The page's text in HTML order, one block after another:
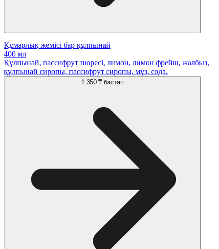
Құмарлық жемісі бар құлпынай
400 мл
Құлпынай, пассифрут пюресі, лимон, лимон фрейш, жалбыз,
құлпынай сиропы, пассифрут сиропы, мұз, сода.
1 350 ₸ бастап